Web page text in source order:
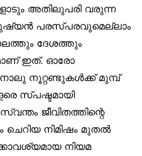
അതിലുപരി വരുന്ന
പരസ്പരവുമെല്ലാം
ദേശത്തും
ഇത്. ഓരോ
നൂറ്റണ്ടുകൾക്ക് മുമ്പ്
സ്പഷ്ടമായി
ജീവിതത്തിന്റെ
നിമിഷം മുതൽ
നിയമ